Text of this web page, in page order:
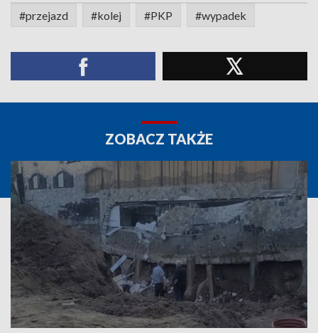
#przejazd #kolej #PKP #wypadek
ZOBACZ TAKŻE